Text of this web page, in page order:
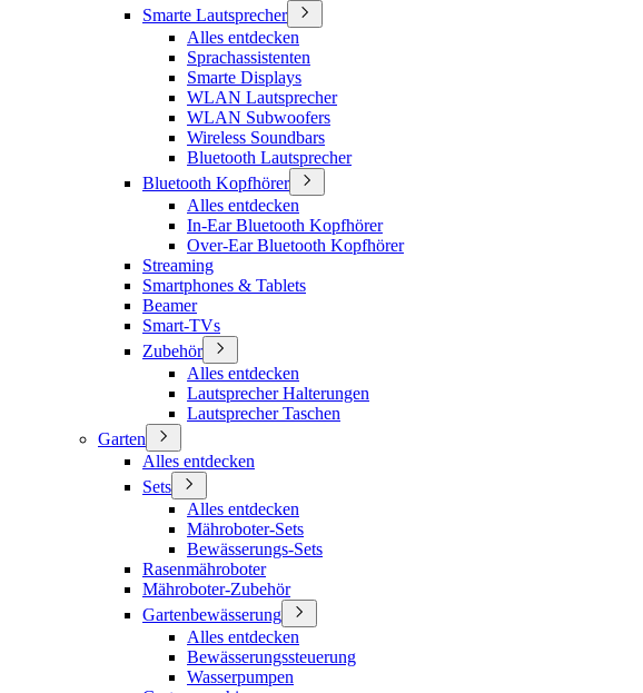
Smarte Lautsprecher
Alles entdecken
Sprachassistenten
Smarte Displays
WLAN Lautsprecher
WLAN Subwoofers
Wireless Soundbars
Bluetooth Lautsprecher
Bluetooth Kopfhörer
Alles entdecken
In-Ear Bluetooth Kopfhörer
Over-Ear Bluetooth Kopfhörer
Streaming
Smartphones & Tablets
Beamer
Smart-TVs
Zubehör
Alles entdecken
Lautsprecher Halterungen
Lautsprecher Taschen
Garten
Alles entdecken
Sets
Alles entdecken
Mähroboter-Sets
Bewässerungs-Sets
Rasenmähroboter
Mähroboter-Zubehör
Gartenbewässerung
Alles entdecken
Bewässerungssteuerung
Wasserpumpen